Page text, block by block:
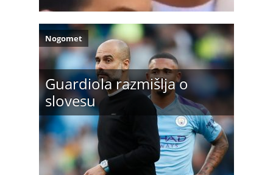
Guardiola razmišlja o
slovesu
Nogomet